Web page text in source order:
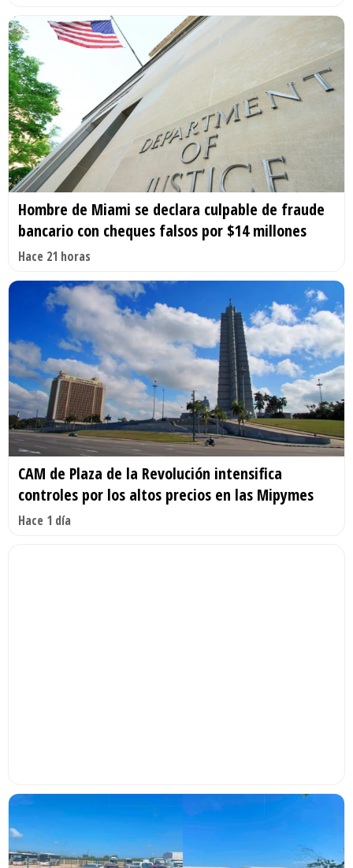
Hombre de Miami se declara culpable de fraude
bancario con cheques falsos por $14 millones
Hace 21 horas
CAM de Plaza de la Revolución intensifica
controles por los altos precios en las Mipymes
Hace 1 día